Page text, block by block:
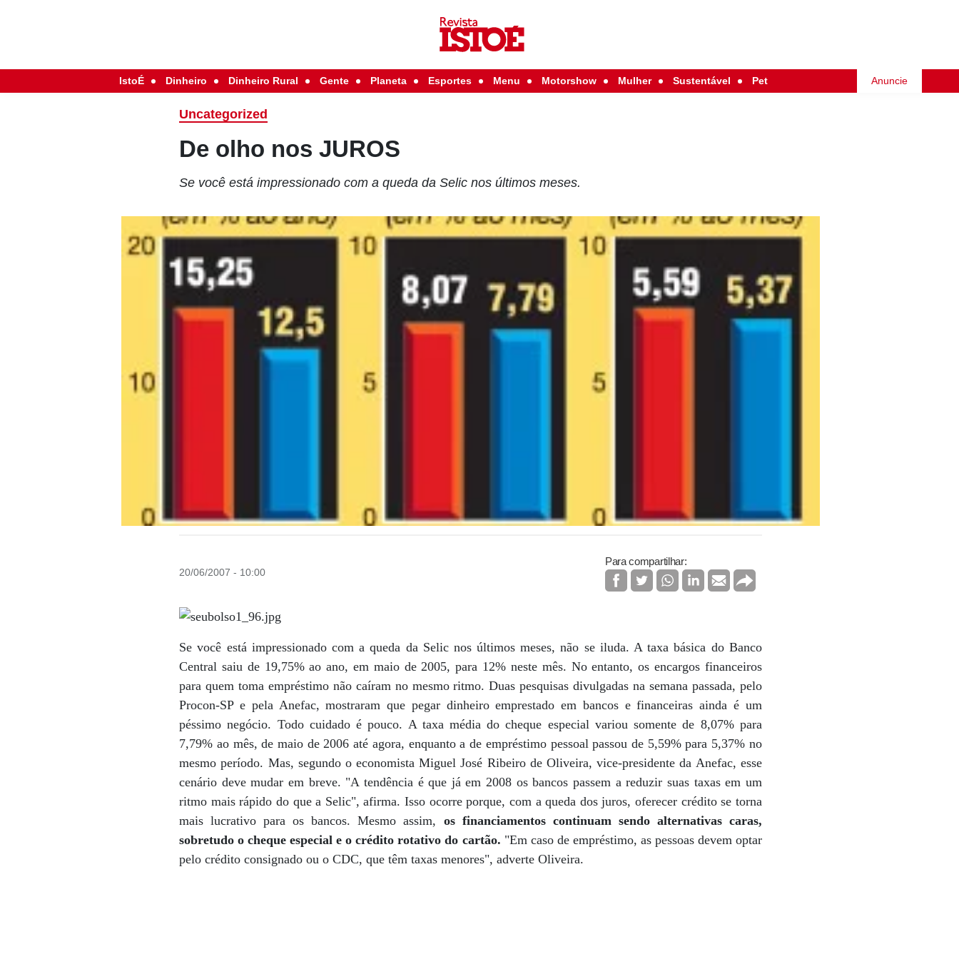
IstoÉ Dinheiro Dinheiro Rural Gente Planeta Esportes Menu Motorshow Mulher Sustentável Pet Anuncie
Uncategorized
De olho nos JUROS
Se você está impressionado com a queda da Selic nos últimos meses.
20/06/2007 - 10:00
Para compartilhar:
Se você está impressionado com a queda da Selic nos últimos meses, não se iluda. A taxa básica do Banco
Central saiu de 19,75% ao ano, em maio de 2005, para 12% neste mês. No entanto, os encargos financeiros
para quem toma empréstimo não caíram no mesmo ritmo. Duas pesquisas divulgadas na semana passada, pelo
Procon-SP e pela Anefac, mostraram que pegar dinheiro emprestado em bancos e financeiras ainda é um
péssimo negócio. Todo cuidado é pouco. A taxa média do cheque especial variou somente de 8,07% para
7,79% ao mês, de maio de 2006 até agora, enquanto a de empréstimo pessoal passou de 5,59% para 5,37% no
mesmo período. Mas, segundo o economista Miguel José Ribeiro de Oliveira, vice-presidente da Anefac, esse
cenário deve mudar em breve. "A tendência é que já em 2008 os bancos passem a reduzir suas taxas em um
ritmo mais rápido do que a Selic", afirma. Isso ocorre porque, com a queda dos juros, oferecer crédito se torna
mais lucrativo para os bancos. Mesmo assim, os financiamentos continuam sendo alternativas caras,
sobretudo o cheque especial e o crédito rotativo do cartão. "Em caso de empréstimo, as pessoas devem optar
pelo crédito consignado ou o CDC, que têm taxas menores", adverte Oliveira.